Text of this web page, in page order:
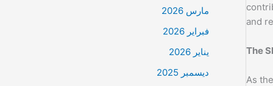
and
The
As
مارس 2026
فبراير 2026
يناير 2026
ديسمبر 2025